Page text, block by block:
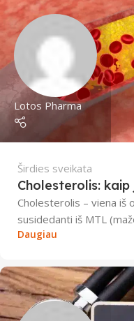
Lotos Pharma
Širdies sveikata
Cholesterolis:
Cholesterolis – viena iš
susidedanti iš MTL
Daugiau